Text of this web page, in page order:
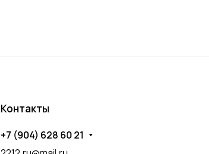
Контакты
+7 (904) 628 60 21